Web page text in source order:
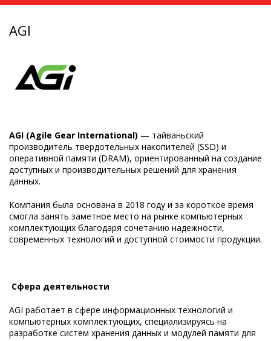
AGI
AGI (Agile Gear International)⁠ — тайваньский
производитель твердотельных накопителей (SSD) и
оперативной памяти (DRAM), ориентированный на создание
доступных и производительных решений для хранения
данных.
Компания была основана в 2018 году и за короткое время
смогла занять заметное место на рынке компьютерных
комплектующих благодаря сочетанию надежности,
современных технологий и доступной стоимости продукции.
Сфера деятельности
AGI работает в сфере информационных технологий и
компьютерных комплектующих, специализируясь на
разработке систем хранения данных и модулей памяти для